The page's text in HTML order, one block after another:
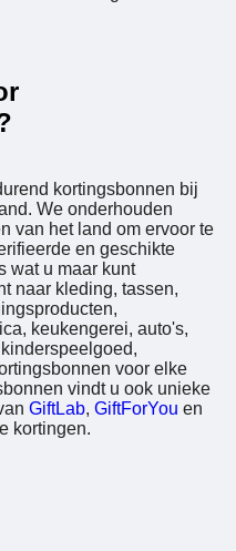
kortingsbonnen bij
We onderhouden
van het land om ervoor te
en geschikte
wat u maar kunt
naar kleding, tassen,
keukengerei, auto's,
voor elke
vindt u ook unieke
GiftLab, GiftForYou en
kortingen.